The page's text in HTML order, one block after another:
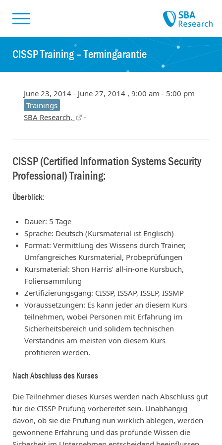
CISSP Training – Termingarantie
June 23, 2014 - June 27, 2014 , 9:00 am - 5:00 pm
Trainings
SBA Research,
-
CISSP (Certified Information Systems Security
Professional) Training:
Überblick:
Dauer: 5 Tage
Sprache: Deutsch (Kursmaterial ist Englisch)
Format: Vermittlung des Wissens durch Trainer,
Umfangreiches Kursmaterial, Probeprüfungen
Kursmaterial: Shon Harris‘ all-in-one Kursbuch,
Foliensammlung
Zertifizierungsgang: CISSP, ISSAP, ISSEP, ISSMP
Voraussetzungen: Es kann jeder an diesem Kurs
teilnehmen, wobei Personen mit Erfahrung im
Sicherheitsbereich und solidem technischen
Verständnis am meisten von diesem Kurs
profitieren werden.
Nach Abschluss des Kurses
Die Teilnehmer dieses Kurses werden nach Abschluss gut
für die CISSP Prüfung vorbereitet sein. Unabhängig
davon, ob sie die Prüfung nun wirklich ablegen, werden
gewonnene Erfahrung und das profunde Wissen die